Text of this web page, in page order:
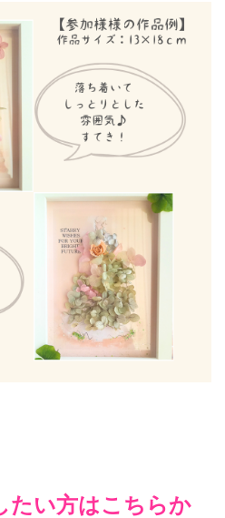
たい方はこちらか